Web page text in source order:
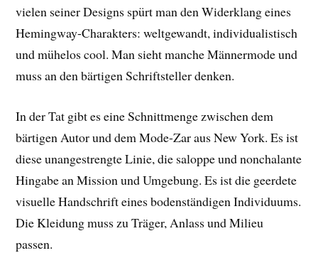
vielen seiner Designs spürt man den Widerklang eines
Hemingway-Charakters: weltgewandt, individualistisch
und mühelos cool. Man sieht manche Männermode und
muss an den bärtigen Schriftsteller denken.
In der Tat gibt es eine Schnittmenge zwischen dem
bärtigen Autor und dem Mode-Zar aus New York. Es ist
diese unangestrengte Linie, die saloppe und nonchalante
Hingabe an Mission und Umgebung. Es ist die geerdete
visuelle Handschrift eines bodenständigen Individuums.
Die Kleidung muss zu Träger, Anlass und Milieu
passen.